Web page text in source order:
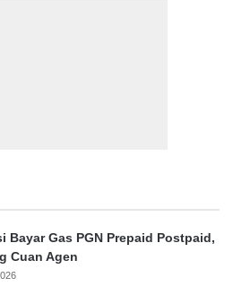
Bayar Gas PGN Prepaid Postpaid,
Cuan Agen